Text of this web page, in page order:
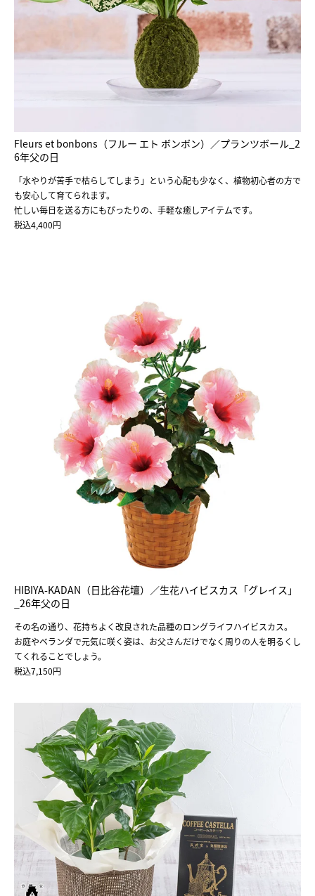
Fleurs et bonbons（フルー エト ボンボン）／プランツボール_2
6年父の日
「水やりが苦手で枯らしてしまう」という心配も少なく、植物初心者の方で
も安心して育てられます。
忙しい毎日を送る方にもぴったりの、手軽な癒しアイテムです。
税込4,400円
HIBIYA-KADAN（日比谷花壇）／生花ハイビスカス「グレイス」
_26年父の日
その名の通り、花持ちよく改良された品種のロングライフハイビスカス。
お庭やベランダで元気に咲く姿は、お父さんだけでなく周りの人を明るくし
てくれることでしょう。
税込7,150円